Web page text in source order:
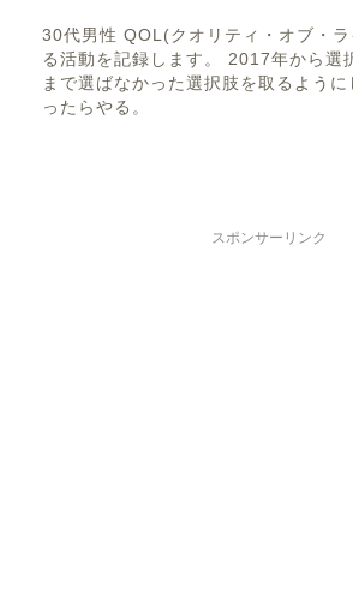
30代男性 QOL(クオリティ・オブ・
る活動を記録します。 2017年から選
まで選ばなかった選択肢を取るよう
ったらやる。
スポンサーリンク